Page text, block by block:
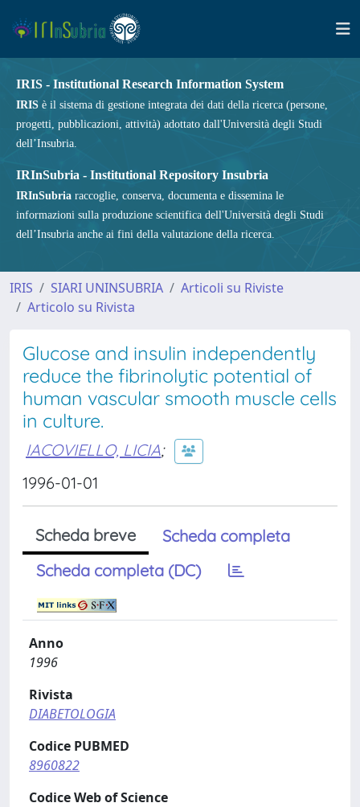
IRIS - Institutional Research Information System
IRIS è il sistema di gestione integrata dei dati della ricerca (persone,
progetti, pubblicazioni, attività) adottato dall'Università degli Studi
dell’Insubria.
IRInSubria - Institutional Repository Insubria
IRInSubria raccoglie, conserva, documenta e dissemina le
informazioni sulla produzione scientifica dell'Università degli Studi
dell’Insubria anche ai fini della valutazione della ricerca.
IRIS SIARI UNINSUBRIA
Articoli su Riviste
Articolo su Rivista
Glucose and insulin independently
reduce the fibrinolytic potential of
human vascular smooth muscle cells
in culture.
IACOVIELLO, LICIA;
1996-01-01
Scheda breve
Scheda completa
Scheda completa (DC)
Anno
1996
Rivista
DIABETOLOGIA
Codice PUBMED
8960822
Codice Web of Science